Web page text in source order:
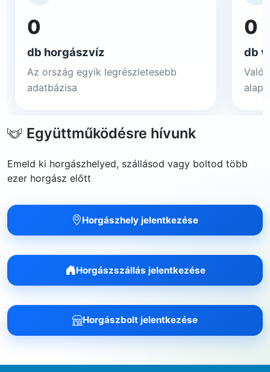
0
db horgászvíz
Az ország egyik legrészletesebb
adatbázisa
0
db
Együttműködésre hívunk
Emeld ki horgászhelyed, szállásod vagy boltod több
ezer horgász előtt
Horgászhely jelentkezése
Horgászszállás jelentkezése
Horgászbolt jelentkezése